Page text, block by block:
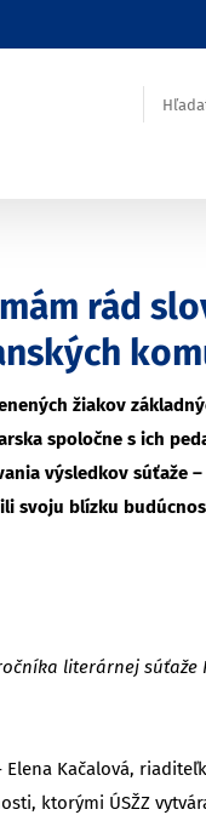
Hľadať:
rád
žiakov
spoločne s ich
výsledkov súťaže –
svoju blízku
literárnej
Kačalová,
ktorými ÚSŽZ